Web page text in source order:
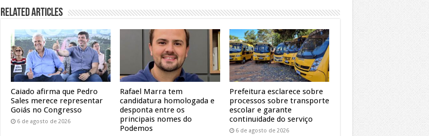
Related Articles
Caiado afirma que Pedro
Sales merece representar
Goiás no Congresso
6 de agosto de 2026
Rafael Marra tem
candidatura homologada e
desponta entre os
principais nomes do
Podemos
Prefeitura esclarece sobre
processos sobre transporte
escolar e garante
continuidade do serviço
6 de agosto de 2026